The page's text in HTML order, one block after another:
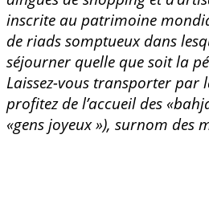
inscrite au patrimoine
de riads somptueux dans
séjourner quelle que soit la
Laissez-vous transporter par
profitez de l’accueil des
«gens joyeux »), surnom des